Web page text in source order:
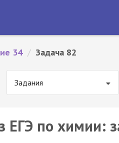
34 / Задача 82
Задания
ЕГЭ по химии: